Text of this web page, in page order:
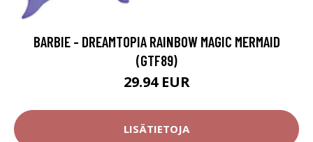
BARBIE - DREAMTOPIA RAINBOW MAGIC MERMAID
(GTF89)
29.94 EUR
LISÄTIETOJA